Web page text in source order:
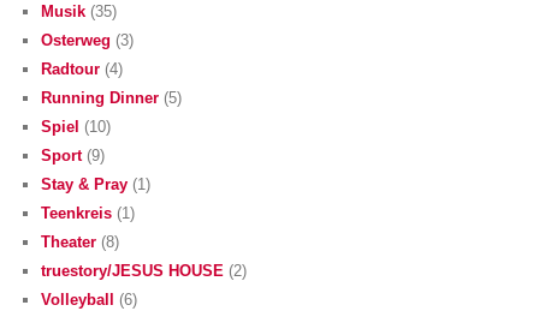
Musik (35)
Osterweg (3)
Radtour (4)
Running Dinner (5)
Spiel (10)
Sport(9)
Stay & Pray (1)
Teenkreis (1)
Theater (8)
truestory/JESUS HOUSE (2)
Volleyball (6)